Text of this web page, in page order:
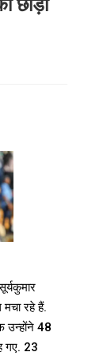
छोड़ा
रहे हैं.
उन्होंने 48
गए. 23